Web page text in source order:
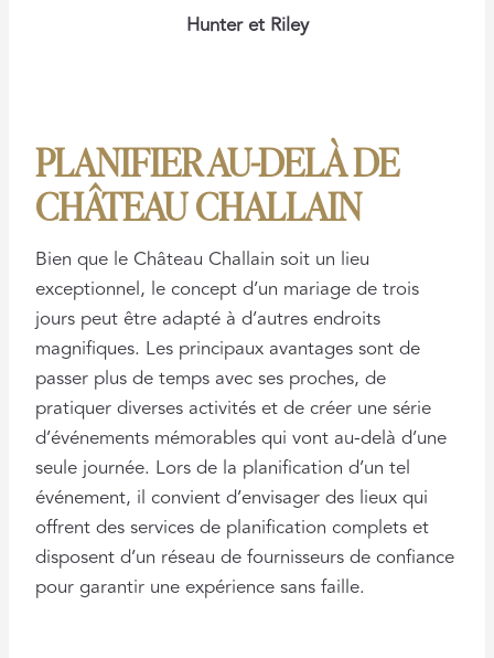
Hunter et Riley
PLANIFIER AU-DELÀ DE
CHÂTEAU CHALLAIN
Bien que le Château Challain soit un lieu
exceptionnel, le concept d’un mariage de trois
jours peut être adapté à d’autres endroits
magnifiques. Les principaux avantages sont de
passer plus de temps avec ses proches, de
pratiquer diverses activités et de créer une série
d’événements mémorables qui vont au-delà d’une
seule journée. Lors de la planification d’un tel
événement, il convient d’envisager des lieux qui
offrent des services de planification complets et
disposent d’un réseau de fournisseurs de confiance
pour garantir une expérience sans faille.